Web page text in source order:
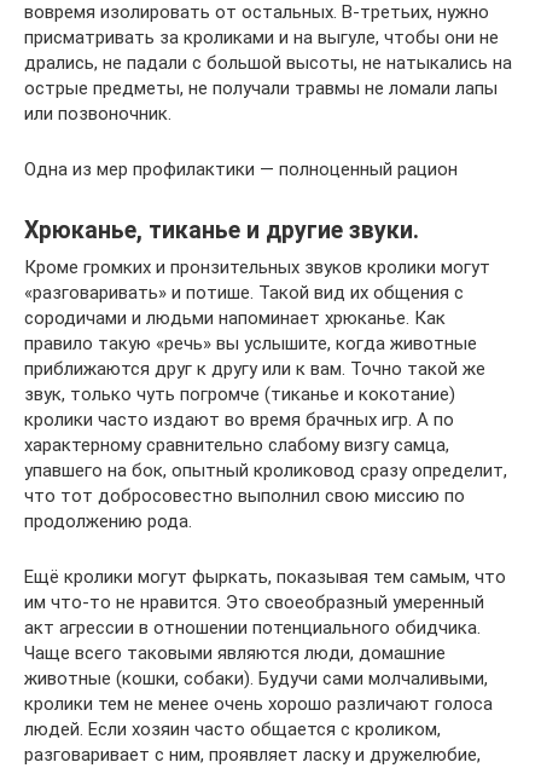
вовремя изолировать от остальных. В-третьих, нужно
присматривать за кроликами и на выгуле, чтобы они не
дрались, не падали с большой высоты, не натыкались на
острые предметы, не получали травмы не ломали лапы
или позвоночник.
Одна из мер профилактики — полноценный рацион
Хрюканье, тиканье и другие звуки.
Кроме громких и пронзительных звуков кролики могут
«разговаривать» и потише. Такой вид их общения с
сородичами и людьми напоминает хрюканье. Как
правило такую «речь» вы услышите, когда животные
приближаются друг к другу или к вам. Точно такой же
звук, только чуть погромче (тиканье и кокотание)
кролики часто издают во время брачных игр. А по
характерному сравнительно слабому визгу самца,
упавшего на бок, опытный кроликовод сразу определит,
что тот добросовестно выполнил свою миссию по
продолжению рода.
Ещё кролики могут фыркать, показывая тем самым, что
им что-то не нравится. Это своеобразный умеренный
акт агрессии в отношении потенциального обидчика.
Чаще всего таковыми являются люди, домашние
животные (кошки, собаки). Будучи сами молчаливыми,
кролики тем не менее очень хорошо различают голоса
людей. Если хозяин часто общается с кроликом,
разговаривает с ним, проявляет ласку и дружелюбие,